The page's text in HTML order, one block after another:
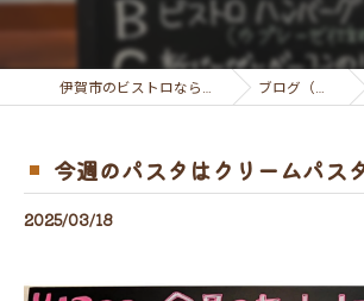
伊賀市のビストロならビストロ マルシェ ブログ（お知らせ）
今週のパスタはクリームパ
2025/03/18